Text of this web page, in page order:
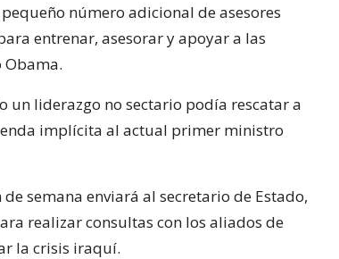
número adicional de asesores
entrenar, asesorar y apoyar a las
Obama.
un liderazgo no sectario podía rescatar a
implícita al actual primer ministro
semana enviará al secretario de Estado,
realizar consultas con los aliados de
la crisis iraquí.